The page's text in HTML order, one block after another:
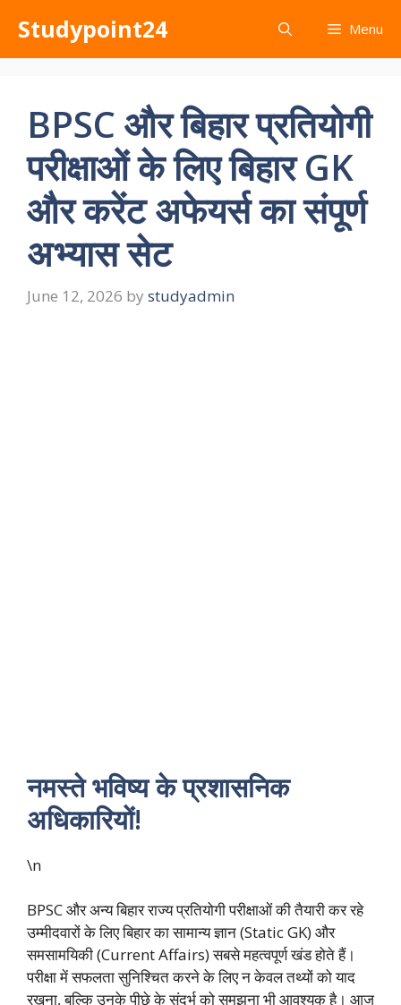
content
Studypoint24 Menu
BPSC और बिहार प्रतियोगी
परीक्षाओं के लिए बिहार GK
और करेंट अफेयर्स का संपूर्ण
अभ्यास सेट
June 12, 2026 by studyadmin
नमस्ते भविष्य के प्रशासनिक
अधिकारियों!
\n
BPSC और अन्य बिहार राज्य प्रतियोगी परीक्षाओं की तैयारी कर रहे
उम्मीदवारों के लिए बिहार का सामान्य ज्ञान (Static GK) और
समसामयिकी (Current Affairs) सबसे महत्वपूर्ण खंड होते हैं।
परीक्षा में सफलता सुनिश्चित करने के लिए न केवल तथ्यों को याद
रखना, बल्कि उनके पीछे के संदर्भ को समझना भी आवश्यक है। आज